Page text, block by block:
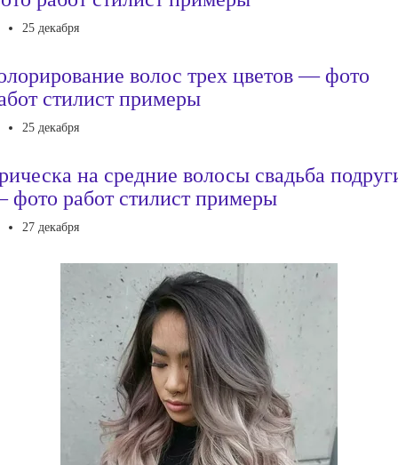
25 декабря
волос трех цветов — фото
стилист примеры
25 декабря
на средние волосы свадьба
работ стилист примеры
27 декабря